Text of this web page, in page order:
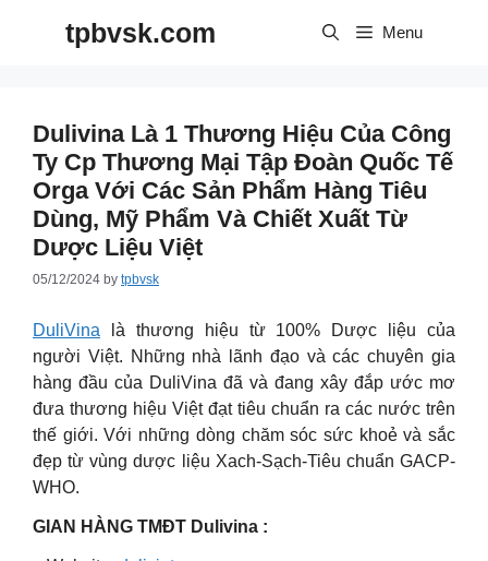
tpbvsk.com Menu
Dulivina Là 1 Thương Hiệu Của Công
Ty Cp Thương Mại Tập Đoàn Quốc Tế
Orga Với Các Sản Phẩm Hàng Tiêu
Dùng, Mỹ Phẩm Và Chiết Xuất Từ
Dược Liệu Việt
05/12/2024 by tpbvsk
DuliVina là thương hiệu từ 100% Dược liệu của
người Việt. Những nhà lãnh đạo và các chuyên gia
hàng đầu của DuliVina đã và đang xây đắp ước mơ
đưa thương hiệu Việt đạt tiêu chuẩn ra các nước trên
thế giới. Với những dòng chăm sóc sức khoẻ và sắc
đẹp từ vùng dược liệu Xach-Sạch-Tiêu chuẩn GACP-
WHO.
GIAN HÀNG TMĐT Dulivina :